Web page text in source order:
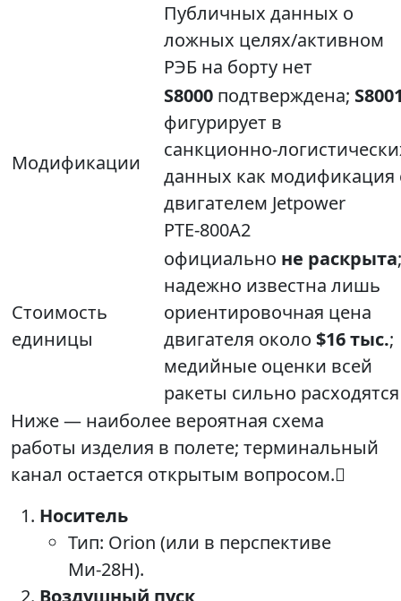
Публичных данных о
ложных целях/активном
РЭБ на борту нет
Модификации
S8000 подтверждена;
фигурирует в
данных как модификация
двигателем Jetpower
PTE‑800A2
Стоимость
единицы
официально не раскрыта;
надежно известна лишь
ориентировочная цена
двигателя около $16 тыс.;
медийные оценки всей
ракеты сильно расходятся
Ниже — наиболее вероятная схема
работы изделия в полете; терминальный
канал остается открытым вопросом.
Носитель
Тип: Orion (или в перспективе
Ми-28Н).